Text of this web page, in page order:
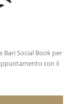
Social Book per
con il